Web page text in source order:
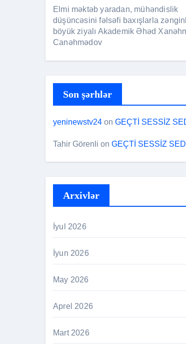
Elmi məktəb yaradan, mühəndislik
düşüncəsini fəlsəfi baxışlarla
böyük ziyalı Akademik Əhəd
Canəhmədov
Son şərhlər
yeninewstv24 on GEÇTİ SESSİZ
Tahir Görenli on GEÇTİ SESSİZ
Arxivlər
İyul 2026
İyun 2026
May 2026
Aprel 2026
Mart 2026